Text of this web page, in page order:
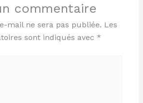
commentaire
mail ne sera pas publiée. Les
sont indiqués avec *